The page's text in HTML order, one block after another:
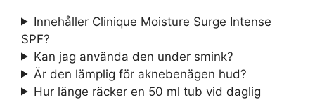
Innehåller Clinique Moisture Surge Intense
SPF?
Kan jag använda den under smink?
Är den lämplig för aknebenägen hud?
Hur länge räcker en 50 ml tub vid daglig